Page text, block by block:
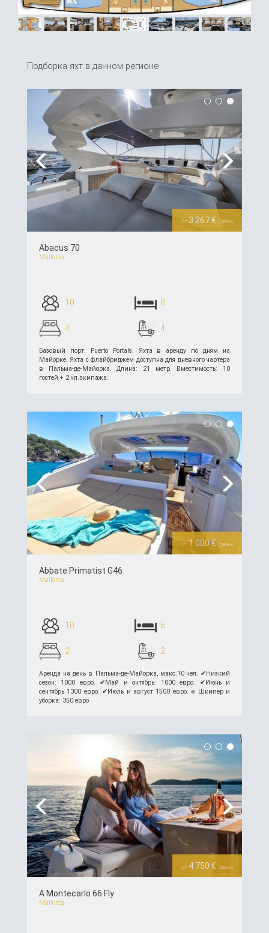
Подборка яхт в данном регионе
Previous Next
от 3 267 € /день
Abacus 70
Mallorca
10 8
4 4
Базовый порт: Puerto Portals. Яхта в аренду по дням на
Майорке. Яхта с флайбриджем доступна для дневного чартера
в Пальма-де-Майорка. Длина: 21 метр. Вместимость: 10
гостей + 2 чл.экипажа.
подробнее >>
от1 000 € /день
Abbate Primatist G46
Mallorca
10 6
2 2
Аренда на день в Пальма-де-Майорка, макс.10 чел. ✔︎Низкий
сезон: 1000 евро. ✔︎Май и октябрь: 1000 евро. ✔︎Июнь и
сентябрь 1300 евро. ✔︎Июль и август 1500 евро. ⎈ Шкипер и
уборка: 350 евро
Previous Next
от 4 750 € /день
A Montecarlo 66 Fly
Mallorca